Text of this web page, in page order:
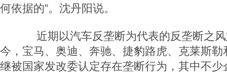
何依据的”。沈丹阳说。
近期以汽车反垄断为代表的反垄断之风
今，宝马、奥迪、奔驰、捷豹路虎、克莱斯
继被国家发改委认定存在垄断行为，其中不